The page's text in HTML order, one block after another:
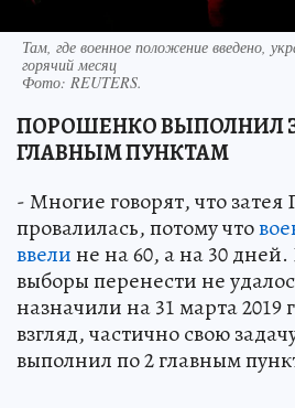
Там, где военное положение введено,
горячий месяц
Фото: REUTERS.
ПОРОШЕНКО ВЫПОЛНИЛ
ГЛАВНЫМ ПУНКТАМ
- Многие говорят, что
провалилась, потому что
ввелине на 60, а на 30
выборы перенести не
назначили на 31 марта 2019
взгляд, частично свою
выполнил по 2 главным